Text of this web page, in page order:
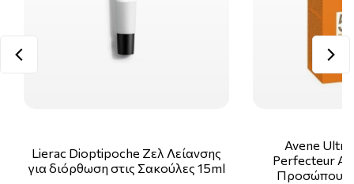
Lierac Dioptipoche Ζελ Λείανσης
για διόρθωση στις Σακούλες 15ml
Avene Ultra
Perfecteur
Προσώπου